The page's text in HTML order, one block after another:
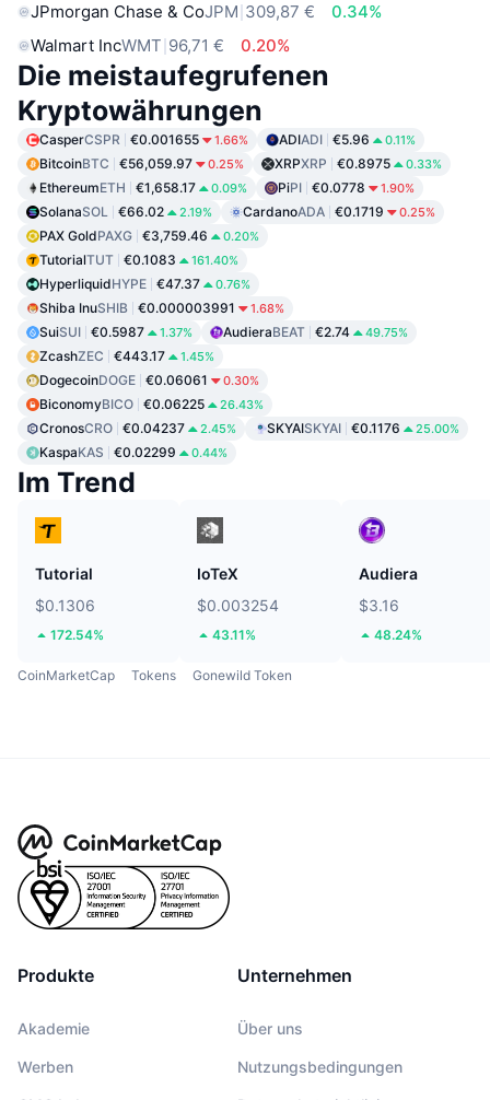
JPmorgan Chase & CoJPM 309,87 €
0.34%
Walmart IncWMT 96,71 € 0.20%
Die meistaufegrufenen
Kryptowährungen
CasperCSPR €0.001655 1.66% ADIADI €5.96 0.11%
BitcoinBTC €56,059.97 0.25% XRPXRP €0.8975 0.33%
EthereumETH €1,658.17 0.09% PiPI €0.0778 1.90%
SolanaSOL €66.02 2.19% CardanoADA €0.1719 0.25%
PAX GoldPAXG €3,759.46 0.20%
TutorialTUT €0.1083 161.40%
HyperliquidHYPE €47.37 0.76%
Shiba InuSHIB €0.000003991 1.68%
SuiSUI €0.5987 1.37% AudieraBEAT €2.74 49.75%
ZcashZEC €443.17 1.45%
DogecoinDOGE €0.06061 0.30%
BiconomyBICO €0.06225 26.43%
CronosCRO €0.04237 2.45% SKYAISKYAI €0.1176 25.00%
KaspaKAS €0.02299 0.44%
Im Trend
Tutorial
$0.1306
172.54%
IoTeX
$0.003254
43.11%
Audiera
$3.16
48.24%
CoinMarketCap Tokens Gonewild Token
Produkte
Akademie
Werben
Unternehmen
Über uns
Nutzungsbedingungen